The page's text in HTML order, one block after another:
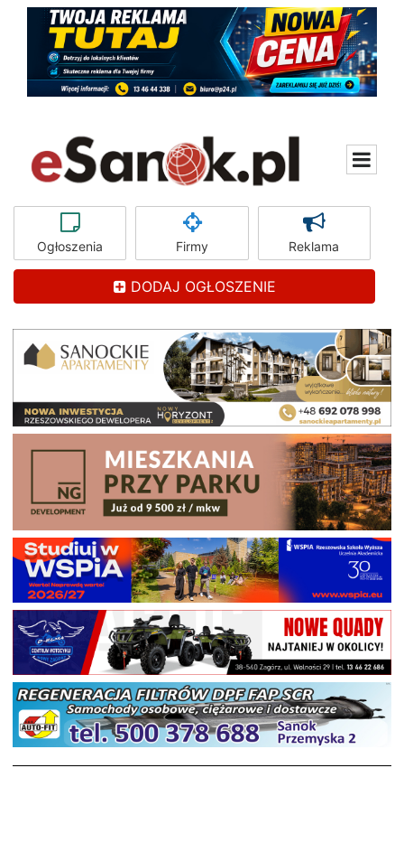
Ogłoszenia Firmy Reklama
DODAJ OGŁOSZENIE